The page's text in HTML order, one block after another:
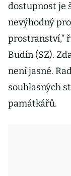
dostupnost je
nevýhodný
prostranství,“
Budín (SZ).
není jasné.
souhlasných
památkářů.